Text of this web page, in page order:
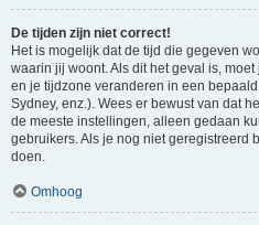
De tijden zijn niet correct!
Het is mogelijk dat de tijd die gegeven
waarin jij woont. Als dit het geval is,
en je tijdzone veranderen in een
Sydney, enz.). Wees er bewust van dat
de meeste instellingen, alleen gedaan
gebruikers. Als je nog niet geregistreerd
doen.
Omhoog